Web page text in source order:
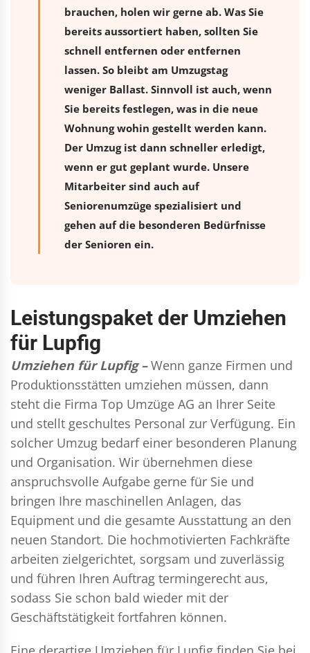
brauchen, holen wir gerne ab. Was Sie
bereits aussortiert haben, sollten Sie
schnell entfernen oder entfernen
lassen. So bleibt am Umzugstag
weniger Ballast. Sinnvoll ist auch, wenn
Sie bereits festlegen, was in die neue
Wohnung wohin gestellt werden kann.
Der Umzug ist dann schneller erledigt,
wenn er gut geplant wurde. Unsere
Mitarbeiter sind auch auf
Seniorenumzüge spezialisiert und
gehen auf die besonderen Bedürfnisse
der Senioren ein.
Leistungspaket der Umziehen
für Lupfig
Umziehen für Lupfig – Wenn ganze Firmen und
Produktionsstätten umziehen müssen, dann
steht die Firma Top Umzüge AG an Ihrer Seite
und stellt geschultes Personal zur Verfügung. Ein
solcher Umzug bedarf einer besonderen Planung
und Organisation. Wir übernehmen diese
anspruchsvolle Aufgabe gerne für Sie und
bringen Ihre maschinellen Anlagen, das
Equipment und die gesamte Ausstattung an den
neuen Standort. Die hochmotivierten Fachkräfte
arbeiten zielgerichtet, sorgsam und zuverlässig
und führen Ihren Auftrag termingerecht aus,
sodass Sie schon bald wieder mit der
Geschäftstätigkeit fortfahren können.